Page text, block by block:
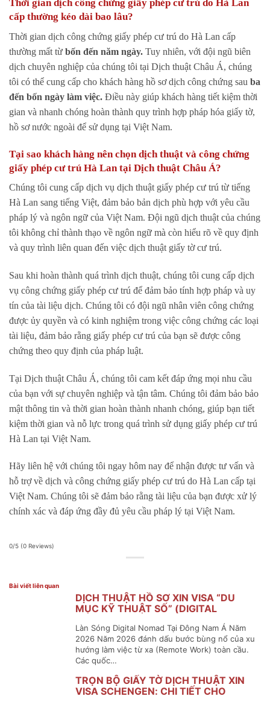
Thời gian dịch công chứng giấy phép cư trú do Hà Lan
cấp thường kéo dài bao lâu?
Thời gian dịch công chứng giấy phép cư trú do Hà Lan cấp
thường mất từ bốn đến năm ngày. Tuy nhiên, với đội ngũ biên
dịch chuyên nghiệp của chúng tôi tại Dịch thuật Châu Á, chúng
tôi có thể cung cấp cho khách hàng hồ sơ dịch công chứng sau ba
đến bốn ngày làm việc. Điều này giúp khách hàng tiết kiệm thời
gian và nhanh chóng hoàn thành quy trình hợp pháp hóa giấy tờ,
hồ sơ nước ngoài để sử dụng tại Việt Nam.
Tại sao khách hàng nên chọn dịch thuật và công chứng
giấy phép cư trú Hà Lan tại Dịch thuật Châu Á?
Chúng tôi cung cấp dịch vụ dịch thuật giấy phép cư trú từ tiếng
Hà Lan sang tiếng Việt, đảm bảo bản dịch phù hợp với yêu cầu
pháp lý và ngôn ngữ của Việt Nam. Đội ngũ dịch thuật của chúng
tôi không chỉ thành thạo về ngôn ngữ mà còn hiểu rõ về quy định
và quy trình liên quan đến việc dịch thuật giấy tờ cư trú.
Sau khi hoàn thành quá trình dịch thuật, chúng tôi cung cấp dịch
vụ công chứng giấy phép cư trú để đảm bảo tính hợp pháp và uy
tín của tài liệu dịch. Chúng tôi có đội ngũ nhân viên công chứng
được ủy quyền và có kinh nghiệm trong việc công chứng các loại
tài liệu, đảm bảo rằng giấy phép cư trú của bạn sẽ được công
chứng theo quy định của pháp luật.
Tại Dịch thuật Châu Á, chúng tôi cam kết đáp ứng mọi nhu cầu
của bạn với sự chuyên nghiệp và tận tâm. Chúng tôi đảm bảo bảo
mật thông tin và thời gian hoàn thành nhanh chóng, giúp bạn tiết
kiệm thời gian và nỗ lực trong quá trình sử dụng giấy phép cư trú
Hà Lan tại Việt Nam.
Hãy liên hệ với chúng tôi ngay hôm nay để nhận được tư vấn và
hỗ trợ về dịch và công chứng giấy phép cư trú do Hà Lan cấp tại
Việt Nam. Chúng tôi sẽ đảm bảo rằng tài liệu của bạn được xử lý
chính xác và đáp ứng đầy đủ yêu cầu pháp lý tại Việt Nam.
0/5 (0 Reviews)
Bài viết liên quan
DỊCH THUẬT HỒ SƠ XIN VISA “DU
MỤC KỸ THUẬT SỐ” (DIGITAL
Làn Sóng Digital Nomad Tại Đông Nam Á Năm
2026 Năm 2026 đánh dấu bước bùng nổ của xu
hướng làm việc từ xa (Remote Work) toàn cầu.
Các quốc…
TRỌN BỘ GIẤY TỜ DỊCH THUẬT XIN
VISA SCHENGEN: CHI TIẾT CHO